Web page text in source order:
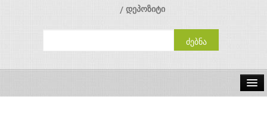
დეპოზიტი